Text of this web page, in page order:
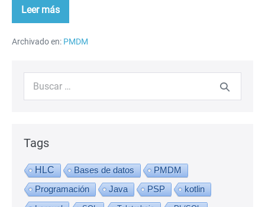
Leer más
Git
Archivado en: PMDM
Buscar:
Tags
HLC Bases de datos
PMDM
Programación
Java PSP
kotlin